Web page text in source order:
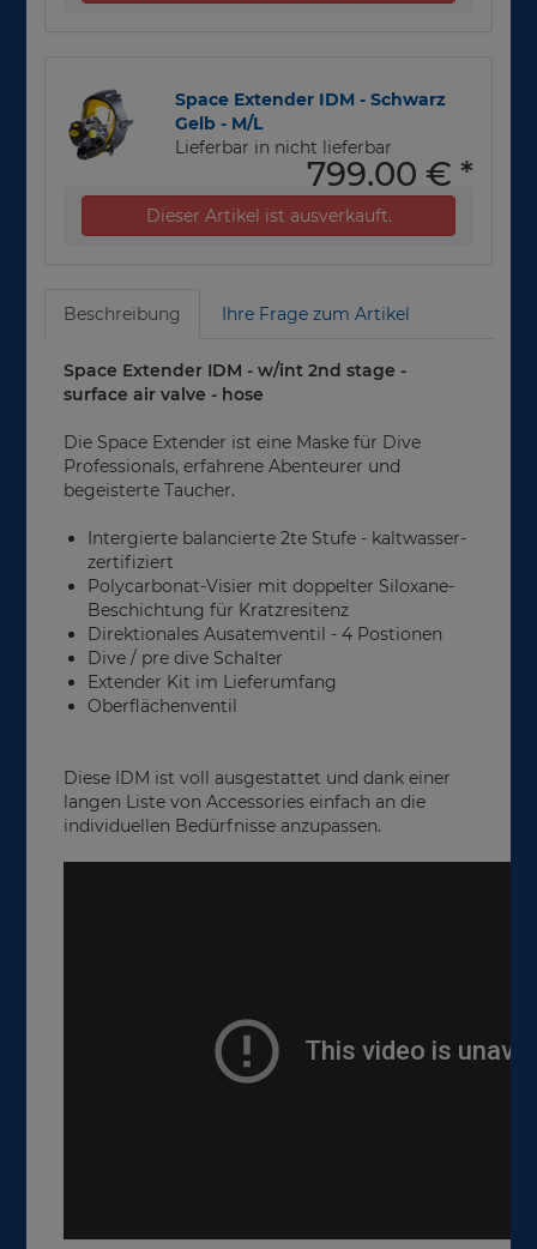
Space Extender IDM - Schwarz
Gelb - M/L
Lieferbar in nicht lieferbar
799,00 € *
Dieser Artikel ist ausverkauft.
Beschreibung Ihre Frage zum Artikel
Space Extender IDM - w/int 2nd stage -
surface air valve - hose
Die Space Extender ist eine Maske für Dive
Professionals, erfahrene Abenteurer und
begeisterte Taucher.
Intergierte balancierte 2te Stufe - kaltwasser-
zertifiziert
Polycarbonat-Visier mit doppelter Siloxane-
Beschichtung für Kratzresitenz
Direktionales Ausatemventil - 4 Postionen
Dive / pre dive Schalter
Extender Kit im Lieferumfang
Oberflächenventil
Diese IDM ist voll ausgestattet und dank einer
langen Liste von Accessories einfach an die
individuellen Bedürfnisse anzupassen.